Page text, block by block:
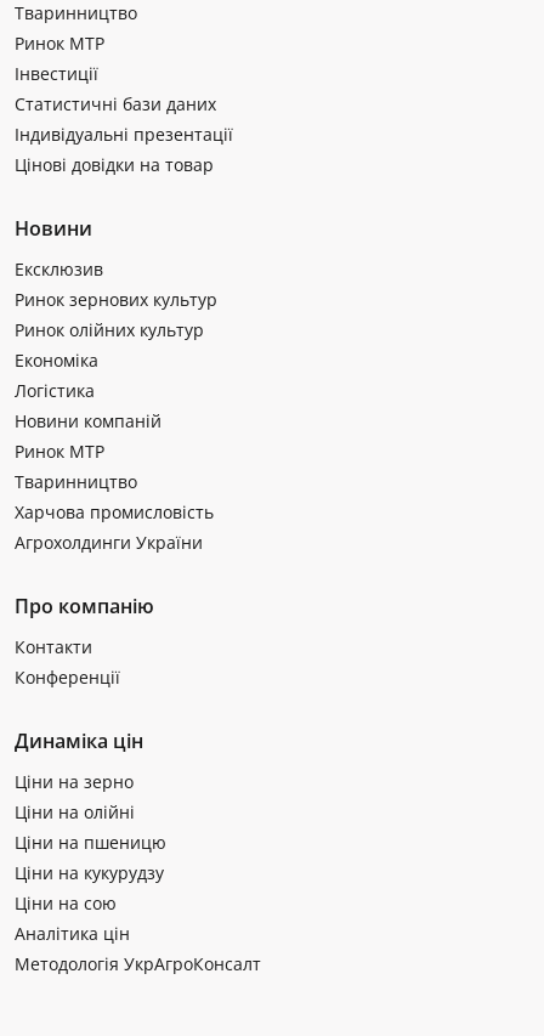
Тваринництво
Ринок МТР
Інвестиції
Статистичні бази даних
Індивідуальні презентації
Цінові довідки на товар
Новини
Ексклюзив
Ринок зернових культур
Ринок олійних культур
Економіка
Логістика
Новини компаній
Ринок МТР
Тваринництво
Харчова промисловість
Агрохолдинги України
Про компанію
Контакти
Конференції
Динаміка цін
Ціни на зерно
Ціни на олійні
Ціни на пшеницю
Ціни на кукурудзу
Ціни на сою
Аналітика цін
Методологія УкрАгроКонсалт